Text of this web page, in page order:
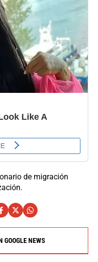
de migración
GOOGLE NEWS